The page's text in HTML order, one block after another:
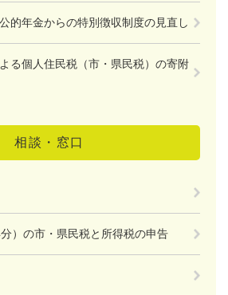
的年金からの特別徴収制度の見直し
る個人住民税（市・県民税）の寄附
相談・窓口
）の市・県民税と所得税の申告